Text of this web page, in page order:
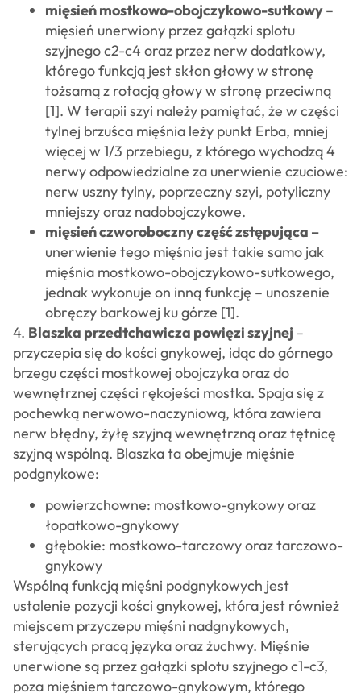
mięsień mostkowo-obojczykowo-sutkowy–
mięsień unerwiony przez gałązki splotu
szyjnego c2-c4 oraz przez nerw dodatkowy,
którego funkcją jest skłon głowy w stronę
tożsamą z rotacją głowy w stronę przeciwną
[1]. W terapii szyi należy pamiętać, że w części
tylnej brzuśca mięśnia leży punkt Erba, mniej
więcej w 1/3 przebiegu, z którego wychodzą 4
nerwy odpowiedzialne za unerwienie czuciowe:
nerw uszny tylny, poprzeczny szyi, potyliczny
mniejszy oraz nadobojczykowe.
mięsień czworoboczny część zstępująca –
unerwienie tego mięśnia jest takie samo jak
mięśnia mostkowo-obojczykowo-sutkowego,
jednak wykonuje on inną funkcję – unoszenie
obręczy barkowej ku górze [1].
4. Blaszka przedtchawicza powięzi szyjnej –
przyczepia się do kości gnykowej, idąc do górnego
brzegu części mostkowej obojczyka oraz do
wewnętrznej części rękojeści mostka. Spaja się z
pochewką nerwowo-naczyniową, która zawiera
nerw błędny, żyłę szyjną wewnętrzną oraz tętnicę
szyjną wspólną. Blaszka ta obejmuje mięśnie
podgnykowe:
powierzchowne: mostkowo-gnykowy oraz
łopatkowo-gnykowy
głębokie: mostkowo-tarczowy oraz tarczowo-
gnykowy
Wspólną funkcją mięśni podgnykowych jest
ustalenie pozycji kości gnykowej, która jest również
miejscem przyczepu mięśni nadgnykowych,
sterujących pracą języka oraz żuchwy. Mięśnie
unerwione są przez gałązki splotu szyjnego c1-c3,
poza mięśniem tarczowo-gnykowym, którego